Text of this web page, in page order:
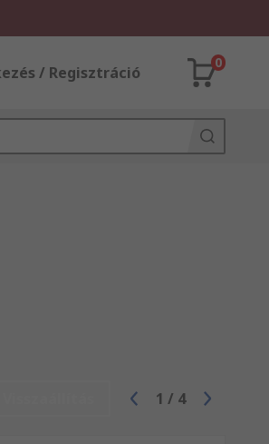
/ Regisztráció
0
1 / 4